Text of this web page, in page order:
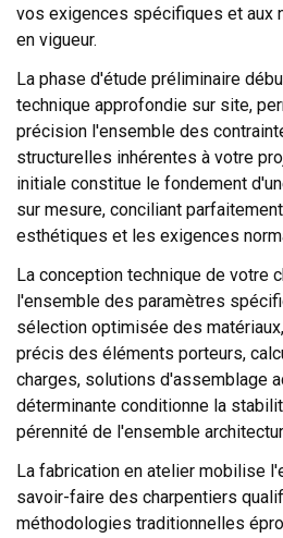
vos exigences spécifiques et aux
en vigueur.
La phase d'étude préliminaire
technique approfondie sur site,
précision l'ensemble des
structurelles inhérentes à votre
initiale constitue le fondement
sur mesure, conciliant
esthétiques et les exigences
La conception technique de votre
l'ensemble des paramètres
sélection optimisée des
précis des éléments porteurs,
charges, solutions d'assemblage
déterminante conditionne la
pérennité de l'ensemble
La fabrication en atelier mobilise
savoir-faire des charpentiers
méthodologies traditionnelles